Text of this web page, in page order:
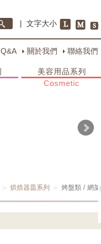
| 文字大小
Q&A 關於我們 聯絡我們
美容用品系列
Cosmetic
烘焙器皿系列 烤盤類 / 網架